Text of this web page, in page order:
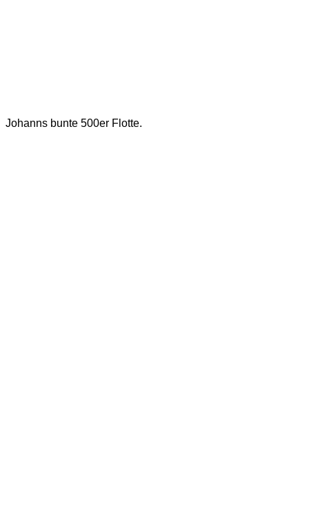
Johanns bunte 500er Flotte.